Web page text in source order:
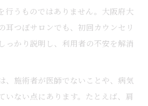
行うものではありません。大阪府大
耳つぼサロンでも、初回カウンセリ
っかり説明し、利用者の不安を解消
、施術者が医師でないことや、病気
いない点にあります。たとえば、肩